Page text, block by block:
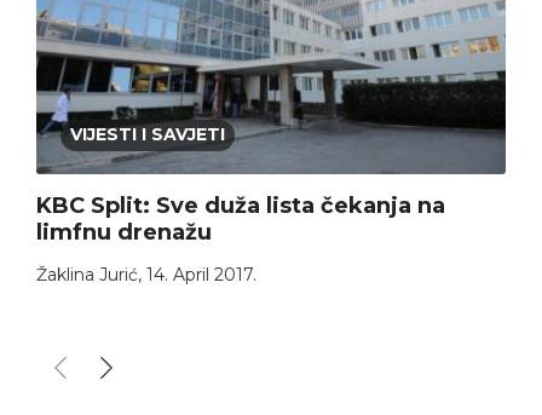
VIJESTI I SAVJETI
KBC Split: Sve duža lista čekanja na
limfnu drenažu
Žaklina Jurić, 14. April 2017.